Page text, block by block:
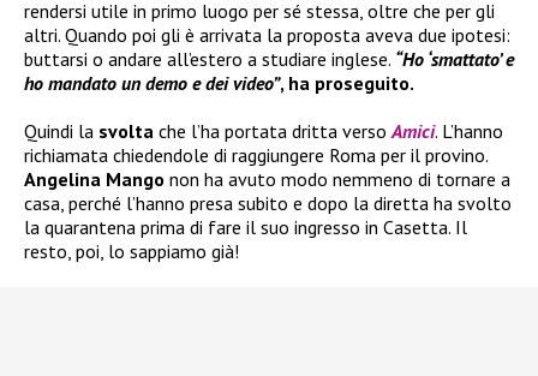
rendersi utile in primo luogo per sé stessa, oltre che per gli
altri. Quando poi gli è arrivata la proposta aveva due ipotesi:
buttarsi o andare all’estero a studiare inglese. “Ho ‘smattato’ e
ho mandato un demo e dei video”, ha proseguito.
Quindi la svolta che l’ha portata dritta verso Amici. L’hanno
richiamata chiedendole di raggiungere Roma per il provino.
Angelina Mango non ha avuto modo nemmeno di tornare a
casa, perché l’hanno presa subito e dopo la diretta ha svolto
la quarantena prima di fare il suo ingresso in Casetta. Il
resto, poi, lo sappiamo già!